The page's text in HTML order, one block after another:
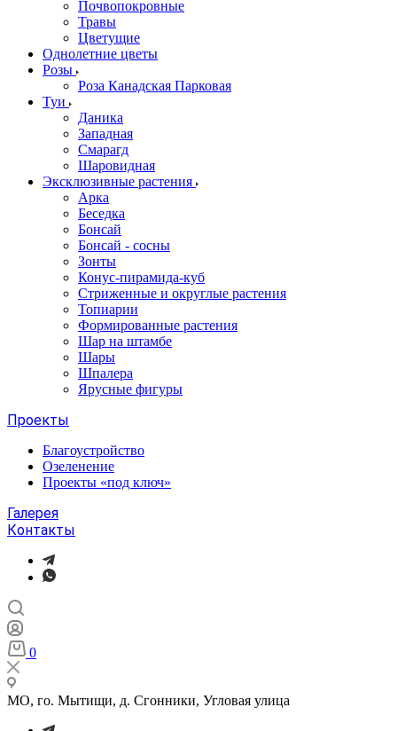
Почвопокровные
Травы
Цветущие
Однолетние цветы
Розы
Роза Канадская Парковая
Туи
Даника
Западная
Смарагд
Шаровидная
Эксклюзивные растения
Арка
Беседка
Бонсай
Бонсай - сосны
Зонты
Конус-пирамида-куб
Стриженные и округлые растения
Топиарии
Формированные растения
Шар на штамбе
Шары
Шпалера
Ярусные фигуры
Проекты
Благоустройство
Озеленение
Проекты «под ключ»
Галерея
Контакты
0
МО, го. Мытищи, д. Сгонники, Угловая улица